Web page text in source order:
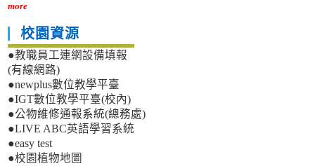
more
校園資源
●教職員工連網設備填報
(有線網路)
●newplus數位教學平臺
●IGT數位教學平臺(校內)
●公物維修通報系統(總務處)
●LIVE ABC英語學習系統
●easy test
●校園植物地圖